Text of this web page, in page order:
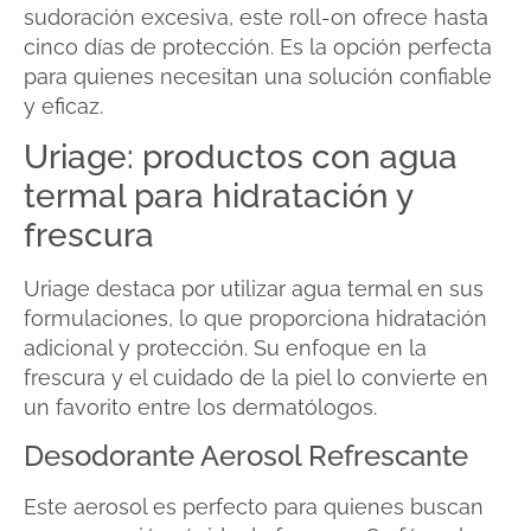
sudoración excesiva, este roll-on ofrece hasta
cinco días de protección. Es la opción perfecta
para quienes necesitan una solución confiable
y eficaz.
Uriage: productos con agua
termal para hidratación y
frescura
Uriage destaca por utilizar agua termal en sus
formulaciones, lo que proporciona hidratación
adicional y protección. Su enfoque en la
frescura y el cuidado de la piel lo convierte en
un favorito entre los dermatólogos.
Desodorante Aerosol Refrescante
Este aerosol es perfecto para quienes buscan